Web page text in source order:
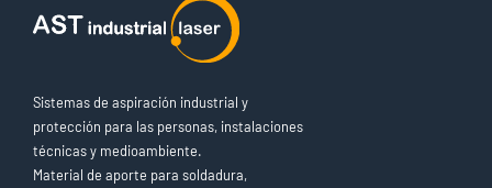
Sistemas de aspiración industrial y
protección para las personas, instalaciones
técnicas y medioambiente.
Material de aporte para soldadura,